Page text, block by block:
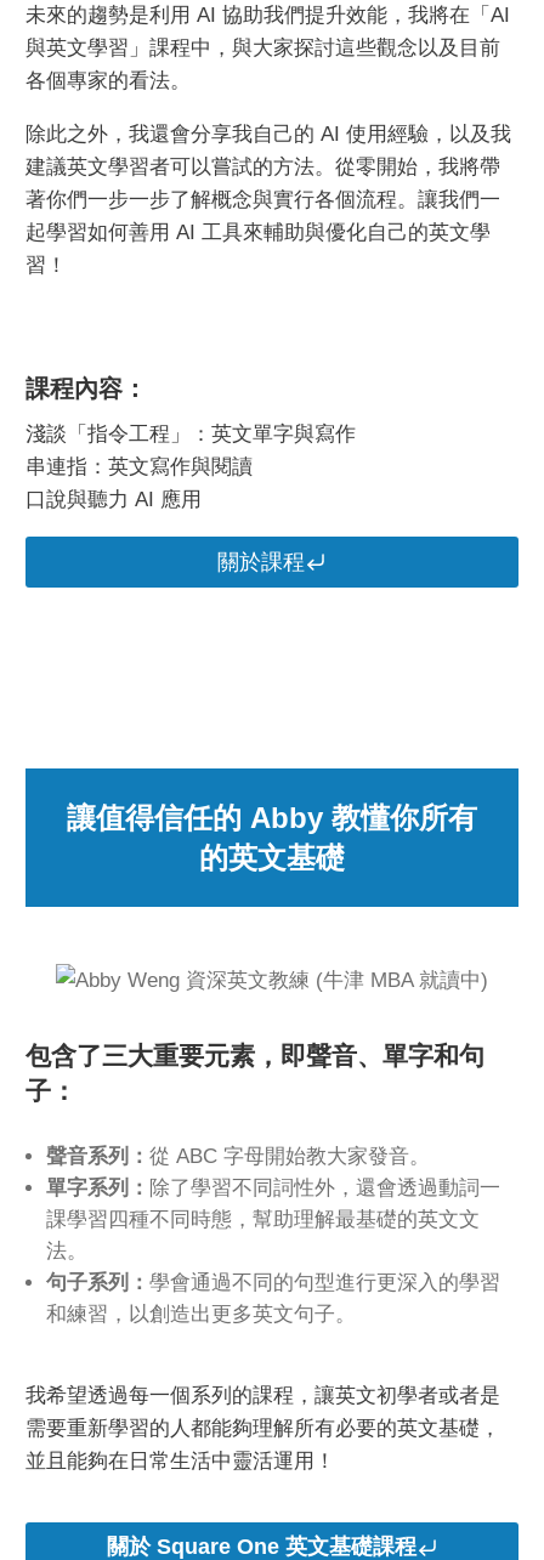
未來的趨勢是利用 AI 協助我們提升效能，我將在「AI
與英文學習」課程中，與大家探討這些觀念以及目前
各個專家的看法。
除此之外，我還會分享我自己的 AI 使用經驗，以及我
建議英文學習者可以嘗試的方法。從零開始，我將帶
著你們一步一步了解概念與實行各個流程。讓我們一
起學習如何善用 AI 工具來輔助與優化自己的英文學
習！
課程內容：
淺談「指令工程」：英文單字與寫作
串連指：英文寫作與閱讀
口說與聽力 AI 應用
關於課程
讓值得信任的 Abby 教懂你所有
的英文基礎
包含了三大重要元素，即聲音、單字和句
子：
聲音系列： 從 ABC 字母開始教大家發音。
單字系列： 除了學習不同詞性外，還會透過動詞一
課學習四種不同時態，幫助理解最基礎的英文文
法。
句子系列： 學會通過不同的句型進行更深入的學習
和練習，以創造出更多英文句子。
我希望透過每一個系列的課程，讓英文初學者或者是
需要重新學習的人都能夠理解所有必要的英文基礎，
並且能夠在日常生活中靈活運用！
關於 Square One 英文基礎課程